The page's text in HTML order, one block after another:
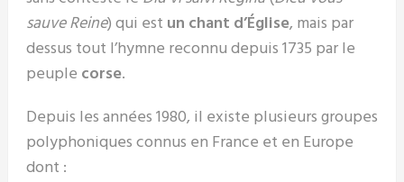
sauve Reine) qui est un chant d’Église, mais par
dessus tout l’hymne reconnu depuis 1735 par le
peuple corse.
Depuis les années 1980, il existe plusieurs groupes
polyphoniques connus en France et en Europe
dont :